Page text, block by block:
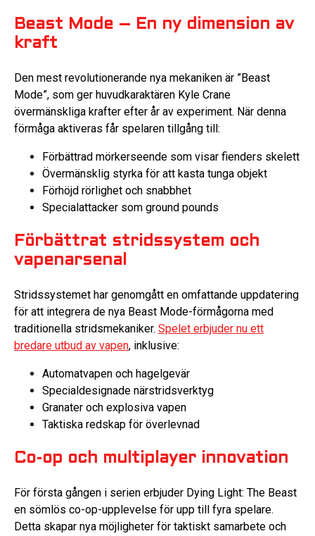
Beast Mode – En ny dimension av
kraft
Den mest revolutionerande nya mekaniken är ”Beast
Mode”, som ger huvudkaraktären Kyle Crane
övermänskliga krafter efter år av experiment. När denna
förmåga aktiveras får spelaren tillgång till:
Förbättrad mörkerseende som visar fienders skelett
Övermänsklig styrka för att kasta tunga objekt
Förhöjd rörlighet och snabbhet
Specialattacker som ground pounds
Förbättrat stridssystem och
vapenarsenal
Stridssystemet har genomgått en omfattande uppdatering
för att integrera de nya Beast Mode-förmågorna med
traditionella stridsmekaniker. Spelet erbjuder nu ett
bredare utbud av vapen, inklusive:
Automatvapen och hagelgevär
Specialdesignade närstridsverktyg
Granater och explosiva vapen
Taktiska redskap för överlevnad
Co-op och multiplayer innovation
För första gången i serien erbjuder Dying Light: The Beast
en sömlös co-op-upplevelse för upp till fyra spelare.
Detta skapar nya möjligheter för taktiskt samarbete och